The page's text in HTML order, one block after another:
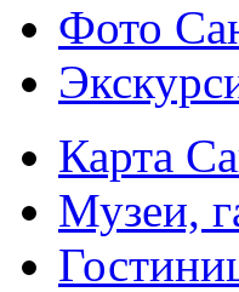
Фото
Карта
Музеи,